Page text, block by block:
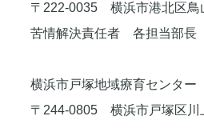
〒222-0035 横浜市港北区鳥
苦情解決責任者 各担当部長
横浜市戸塚地域療育センター
〒244-0805 横浜市戸塚区川